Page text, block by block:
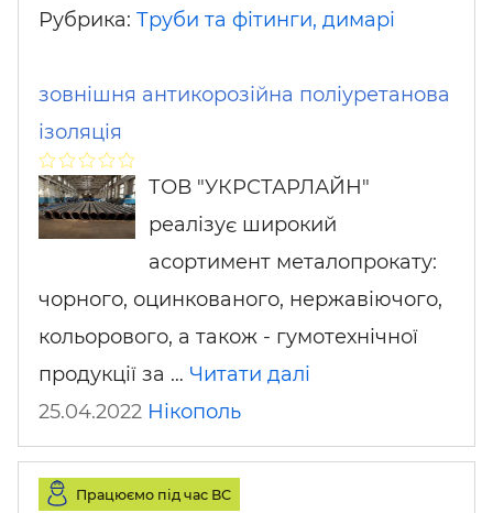
Рубрика: Труби та фітинги, димарі
зовнішня антикорозійна поліуретанова
ізоляція
ТОВ "УКРСТАРЛАЙН"
реалізує широкий
асортимент металопрокату:
чорного, оцинкованого, нержавіючого,
кольорового, а також - гумотехнічної
продукції за … Читати далі
25.04.2022 Нікополь
Працюємо під час ВС